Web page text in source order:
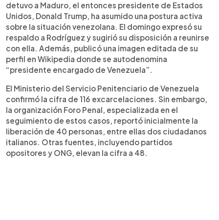
liberaciones han sido lentas, generando
incertidumbre entre familiares. Además, el papa
León XIV recibió a la opositora María Corina
Machado en una audiencia privada, mientras
Trump afirmó que no entregará el control del país
a la oposición tradicional.
detuvo a Maduro, el entonces presidente de Estados
Unidos, Donald Trump, ha asumido una postura activa
sobre la situación venezolana. El domingo expresó su
respaldo a Rodríguez y sugirió su disposición a reunirse
con ella. Además, publicó una imagen editada de su
perfil en Wikipedia donde se autodenomina
“presidente encargado de Venezuela”.
El Ministerio del Servicio Penitenciario de Venezuela
confirmó la cifra de 116 excarcelaciones. Sin embargo,
la organización Foro Penal, especializada en el
seguimiento de estos casos, reportó inicialmente la
liberación de 40 personas, entre ellas dos ciudadanos
italianos. Otras fuentes, incluyendo partidos
opositores y ONG, elevan la cifra a 48.